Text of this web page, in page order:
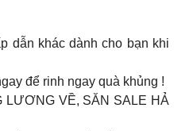
dẫn khác dành cho bạn khi
để rinh ngay quà khủng !
LƯƠNG VỀ, SĂN SALE HẢ